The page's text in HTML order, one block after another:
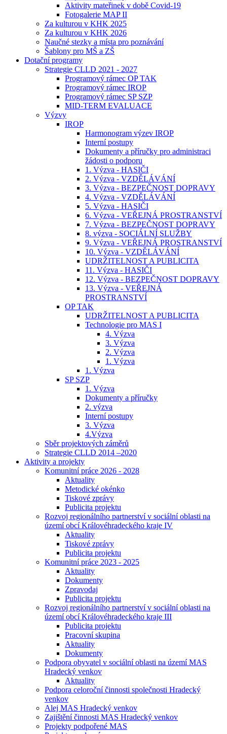
Aktivity mateřinek v době Covid-19
Fotogalerie MAP II
Za kulturou v KHK 2025
Za kulturou v KHK 2026
Naučné stezky a místa pro poznávání
Šablony pro MŠ a ZŠ
Dotační programy
Strategie CLLD 2021 - 2027
Programový rámec OP TAK
Programový rámec IROP
Programový rámec SP SZP
MID-TERM EVALUACE
Výzvy
IROP
Harmonogram výzev IROP
Interní postupy
Dokumenty a příručky pro administraci
žádosti o podporu
1. Výzva - HASIČI
2. Výzva - VZDĚLÁVÁNÍ
3. Výzva - BEZPEČNOST DOPRAVY
4. Výzva - VZDĚLÁVÁNÍ
5. Výzva - HASIČI
6. Výzva - VEŘEJNÁ PROSTRANSTVÍ
7. Výzva - BEZPEČNOST DOPRAVY
8. výzva - SOCIÁLNÍ SLUŽBY
9. Výzva - VEŘEJNÁ PROSTRANSTVÍ
10. Výzva - VZDĚLÁVÁNÍ
UDRŽITELNOST A PUBLICITA
11. Výzva - HASIČI
12. Výzva - BEZPEČNOST DOPRAVY
13. Výzva - VEŘEJNÁ
PROSTRANSTVÍ
OP TAK
UDRŽITELNOST A PUBLICITA
Technologie pro MAS I
4. Výzva
3. Výzva
2. Výzva
1. Výzva
1. Výzva
SP SZP
1. Výzva
Dokumenty a příručky
2. výzva
Interní postupy
3. Výzva
4.Výzva
Sběr projektových záměrů
Strategie CLLD 2014 –2020
Aktivity a projekty
Komunitní práce 2026 - 2028
Aktuality
Metodické okénko
Tiskové zprávy
Publicita projektu
Rozvoj regionálního partnerství v sociální oblasti na
území obcí Královéhradeckého kraje IV
Aktuality
Tiskové zprávy
Publicita projektu
Komunitní práce 2023 - 2025
Aktuality
Dokumenty
Zpravodaj
Publicita projektu
Rozvoj regionálního partnerství v sociální oblasti na
území obcí Královéhradeckého kraje III
Publicita projektu
Pracovní skupina
Aktuality
Dokumenty
Podpora obyvatel v sociální oblasti na území MAS
Hradecký venkov
Aktuality
Podpora celoroční činnosti společnosti Hradecký
venkov
Alej MAS Hradecký venkov
Zajištění činnosti MAS Hradecký venkov
Projekty podpořené MAS